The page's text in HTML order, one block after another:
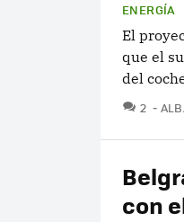
ENERGÍA
El
que el
del
2
con